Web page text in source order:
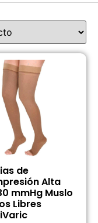
de
Alta
mmHg Muslo
Libres